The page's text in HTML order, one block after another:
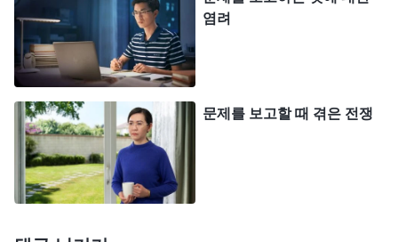
람들과 다 같이 점검했고, 다섯 번이나 수정하고 나
서야 문제를 바로잡을 수 있었습니다. 얼마 후, 저는
스스로 반성했습니다. ‘나한테 왜 이렇게 심각한 문
제가 생긴 걸까? 대체 무엇 때문에 이런 일이 일어난
걸까?’ 그러고는 제가 스스로를 인식하도록 저를 깨
우치고 이끌어 달라고 하나님께 기도도 드렸습니다.
묵상을 하면서 저는 다음과 같은 하나님의 말씀을
염려
문제를 보고할 때 겪은 전쟁